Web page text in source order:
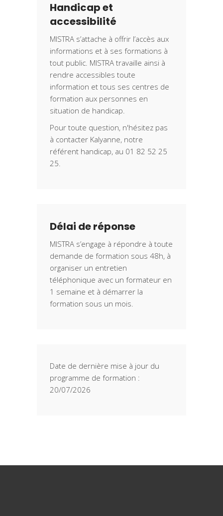
Handicap et
accessibilité
MISTRA s’attache à offrir l’accès aux
informations et à ses formations à
tout public. MISTRA travaille ainsi à
rendre accessibles toute
information et tous ses centres de
formation aux personnes en
situation de handicap.
Pour toute question, n'hésitez pas
à contacter Kalyanne, notre
référent handicap, au 01 82 52 25
25.
Délai de réponse
MISTRA s’engage à répondre à toute
demande de formation sous 48h, à
organiser un entretien
téléphonique avec un formateur en
1 semaine et à démarrer la
formation sous un mois.
Date de dernière mise à jour du
programme de formation :
20/07/2026